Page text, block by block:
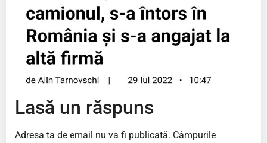
Lasă un răspuns
Adresa ta de email nu va fi publicată. Câmpurile